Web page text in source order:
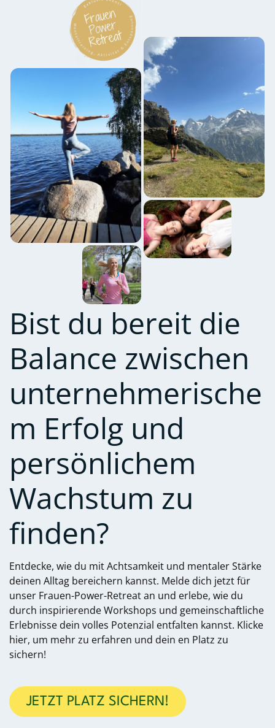
Bist du bereit die
Balance zwischen
unternehmerische
m Erfolg und
persönlichem
Wachstum zu
finden?
Entdecke, wie du mit Achtsamkeit und mentaler Stärke
deinen Alltag bereichern kannst. Melde dich jetzt für
unser Frauen-Power-Retreat an und erlebe, wie du
durch inspirierende Workshops und gemeinschaftliche
Erlebnisse dein volles Potenzial entfalten kannst. Klicke
hier, um mehr zu erfahren und dein en Platz zu
sichern!
JETZT PLATZ SICHERN!